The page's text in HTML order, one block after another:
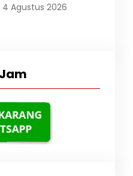
4 Agustus 2026